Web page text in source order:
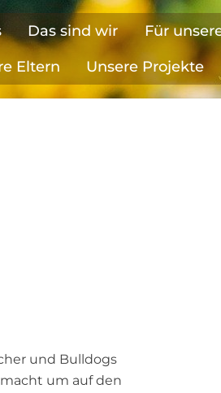
Das sind wir
Für
Eltern
Unsere Projekte
und Bulldogs
um auf den